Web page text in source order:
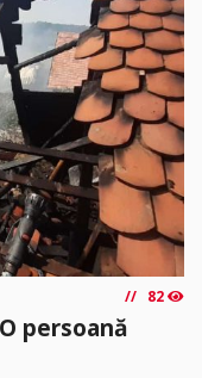
82
persoană